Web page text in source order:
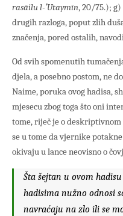
rasāilu l-ʻUtaymīn, 20/75.); g)
drugih razloga, poput zlih
značenja, pored ostalih,
Od svih spomenutih
djela, a posebno postom, ne
Naime, poruka ovog hadisa,
mjesecu zbog toga što oni
tome, riječ je o deskriptivnom
se u tome da vjernike
okivaju u lance neovisno o
Šta šejtan u ovom
hadisima nužno odnosi
navraćaju na zlo ili se